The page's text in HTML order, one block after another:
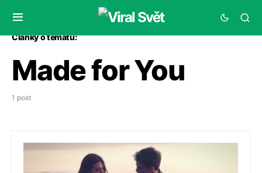
Články o tématu:
Made for You
1 post